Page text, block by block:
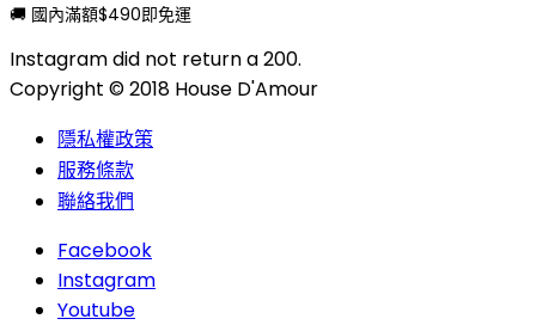
🚚 國內滿額$490即免運
Instagram did not return a 200.
Copyright © 2018 House D'Amour
隱私權政策
服務條款
聯絡我們
Facebook
Instagram
Youtube